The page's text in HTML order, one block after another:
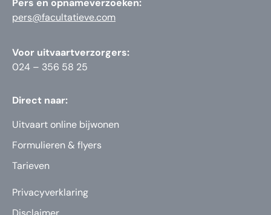
Pers en opnameverzoeken:
pers@facultatieve.com
Voor uitvaartverzorgers:
024 – 356 58 25
Direct naar:
Uitvaart online bijwonen
Formulieren & flyers
Tarieven
Privacyverklaring